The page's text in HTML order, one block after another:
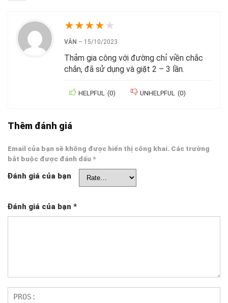
★★★★ ★
VÂN – 15/10/2023
Thảm gia công với đường chỉ viền chắc
chắn, đã sử dụng và giặt 2 – 3 lần.
HELPFUL (0) UNHELPFUL (0)
Thêm đánh giá
Email của bạn sẽ không được hiển thị công khai. Các trường
bắt buộc được đánh dấu*
Đánh giá của bạn
Đánh giá của bạn *